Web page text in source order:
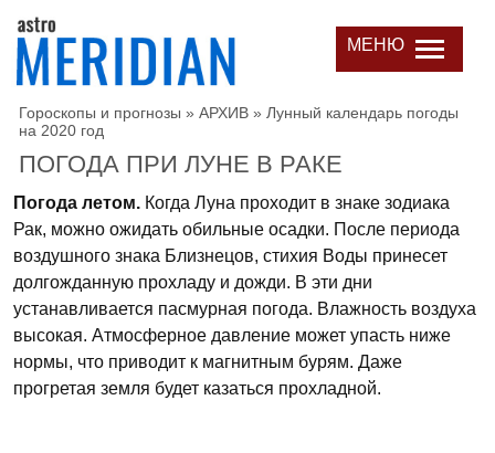
МЕНЮ
Гороскопы и прогнозы » АРХИВ » Лунный календарь погоды
на 2020 год
ПОГОДА ПРИ ЛУНЕ В РАКЕ
Погода летом. Когда Луна проходит в знаке зодиака
Рак, можно ожидать обильные осадки. После периода
воздушного знака Близнецов, стихия Воды принесет
долгожданную прохладу и дожди. В эти дни
устанавливается пасмурная погода. Влажность воздуха
высокая. Атмосферное давление может упасть ниже
нормы, что приводит к магнитным бурям. Даже
прогретая земля будет казаться прохладной.